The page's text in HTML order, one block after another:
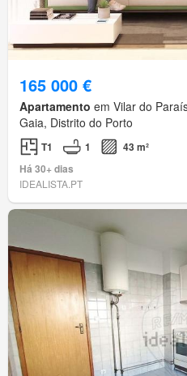
165 000 €
Apartamento em Vilar do
Gaia, Distrito do Porto
T1 1
43 m²
Há 30+ dias
IDEALISTA.PT